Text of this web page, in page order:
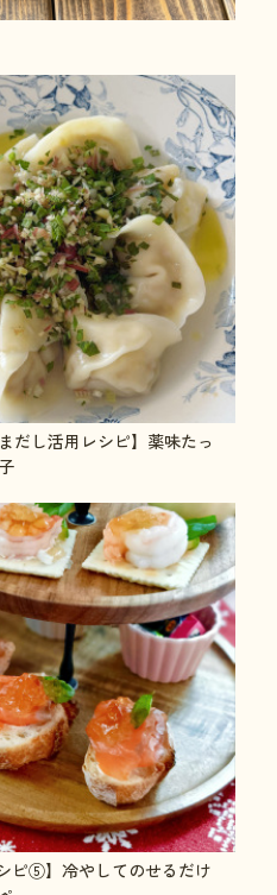
だし活用レシピ】薬味たっ
ピ⑤】冷やしてのせるだけ